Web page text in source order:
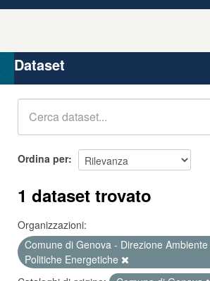
Organizzazioni
Gruppi
Dataset
Ordina per
1 dataset trovato
Organizzazioni:
Comune di Genova - Direzione
Politiche Energetiche